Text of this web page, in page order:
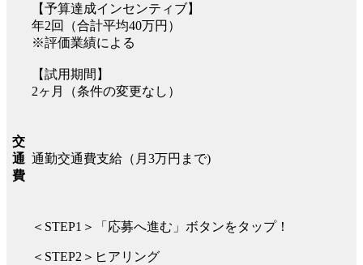
【予算達成インセンティブ】
年2回（合計平均40万円）
※評価業績による
【試用期間】
2ヶ月（条件の変更なし）
交
通
費
通勤交通費支給（月3万円まで)
＜STEP1＞「応募へ進む」ボタンをタップ！
＜STEP2＞ヒアリング